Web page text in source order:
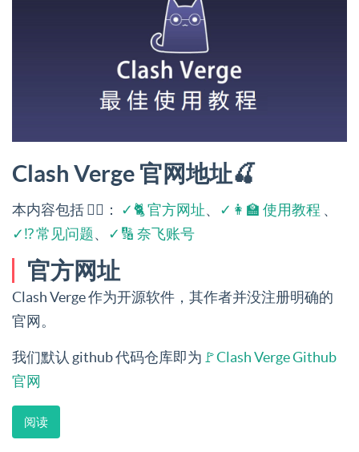
Clash Verge 官网地址🍒
本内容包括 👉🏻： ✓🐈 官方网址、 ✓👩‍🏫 使用教程 、
✓⁉️ 常见问题、 ✓🔢 奈飞账号
官方网址
Clash Verge 作为开源软件，其作者并没注册明确的
官网。
我们默认 github 代码仓库即为 🚩Clash Verge Github
官网
阅读